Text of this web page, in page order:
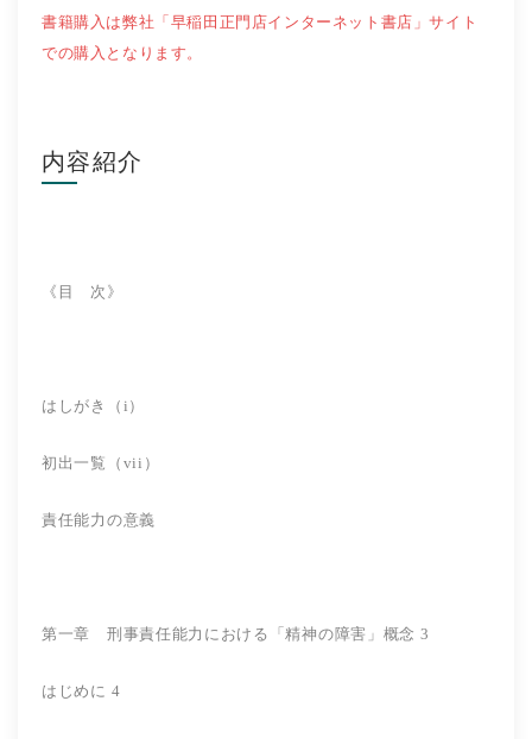
書籍購入は弊社「早稲田正門店インターネット書店」サイト
での購入となります。
内容紹介
《目 次》
はしがき（i）
初出一覧（vii）
責任能力の意義
第一章 刑事責任能力における「精神の障害」概念 3
はじめに 4